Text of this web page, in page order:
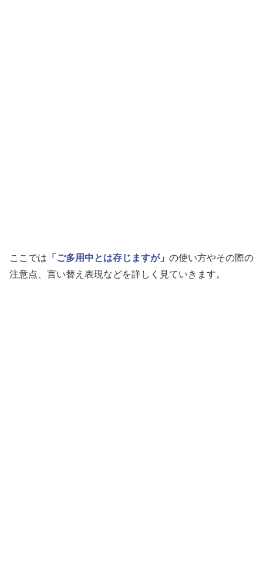
ここでは 「ご多用中とは存じますが」 の使い方やその際の
注意点、言い替え表現などを詳しく見ていきます。